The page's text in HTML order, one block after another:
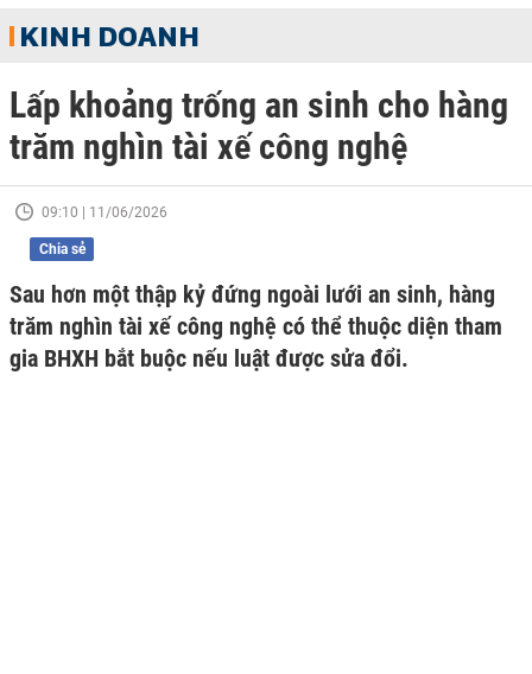
KINH DOANH
Lấp khoảng trống an sinh cho hàng
trăm nghìn tài xế công nghệ
09:10 | 11/06/2026
Chia sẻ
Sau hơn một thập kỷ đứng ngoài lưới an sinh, hàng
trăm nghìn tài xế công nghệ có thể thuộc diện tham
gia BHXH bắt buộc nếu luật được sửa đổi.